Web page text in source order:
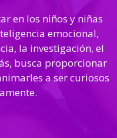
en los niños y niñas
emocional,
la investigación, el
busca proporcionar
a ser curiosos